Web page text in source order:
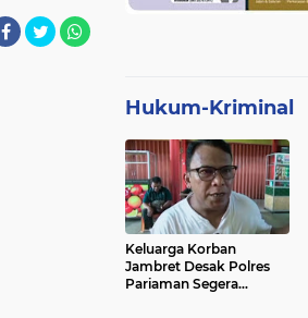
Hukum-Kriminal
Keluarga Korban
Jambret Desak Polres
Pariaman Segera